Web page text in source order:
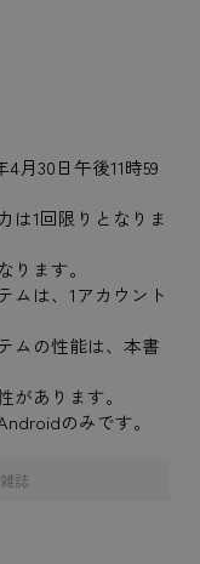
月30日午後11時59
は1回限りとなりま
ます。
ムは、1アカウント
ムの性能は、本書
あります。
のみです。
雑誌